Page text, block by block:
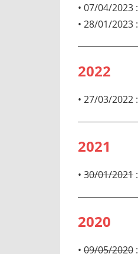
• 07/04/2023 :
• 28/01/2023 :
2022
• 27/03/2022 :
2021
• 30/01/2021 :
2020
• 09/05/2020 :